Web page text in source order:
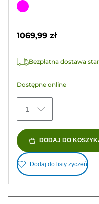
na
Wkład
1069,99 zł
Bezpłatna dostawa
Dostępne online
1
DODAJ DO
Dodaj do listy życzeń